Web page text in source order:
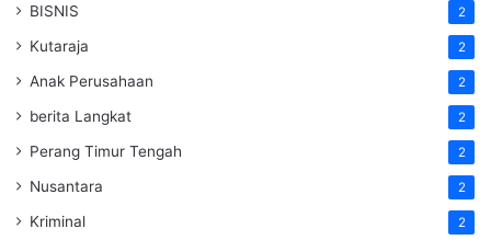
BISNIS 2
Kutaraja 2
Anak Perusahaan 2
berita Langkat 2
Perang Timur Tengah 2
Nusantara 2
Kriminal 2